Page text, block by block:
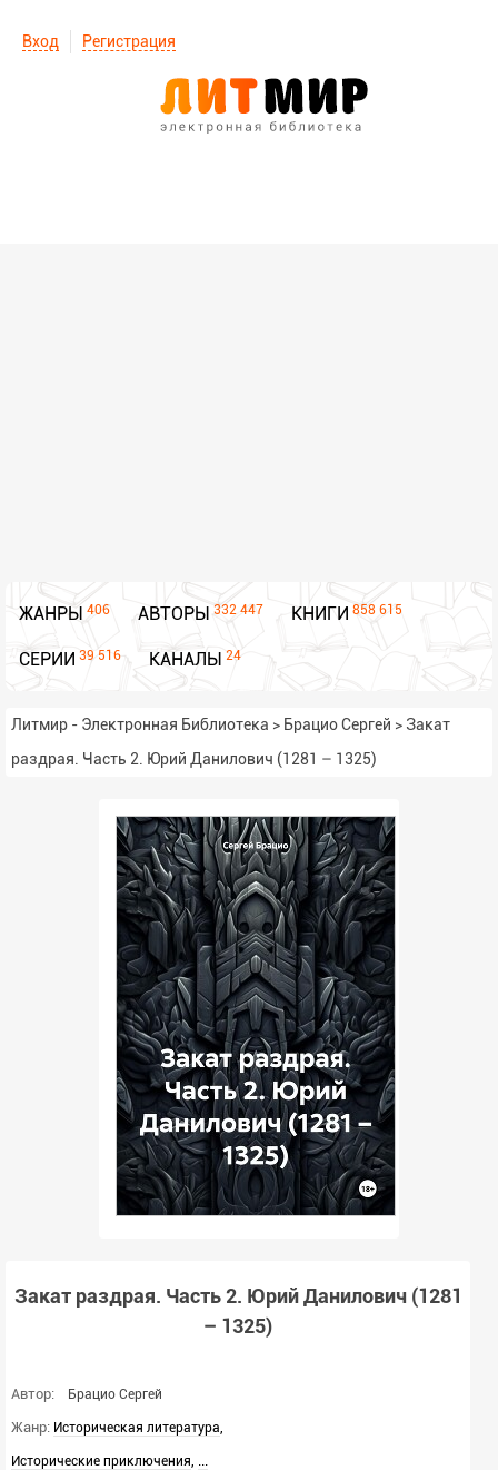
Вход Регистрация
ЖАНРЫ 406 АВТОРЫ 332 447 КНИГИ 858 615
СЕРИИ 39 516 КАНАЛЫ 24
Литмир - Электронная Библиотека > Брацио Сергей > Закат
раздрая. Часть 2. Юрий Данилович (1281 – 1325)
Закат раздрая. Часть 2. Юрий Данилович (1281
– 1325)
Автор: Брацио Сергей
Жанр: Историческая литература,
Исторические приключения, ...